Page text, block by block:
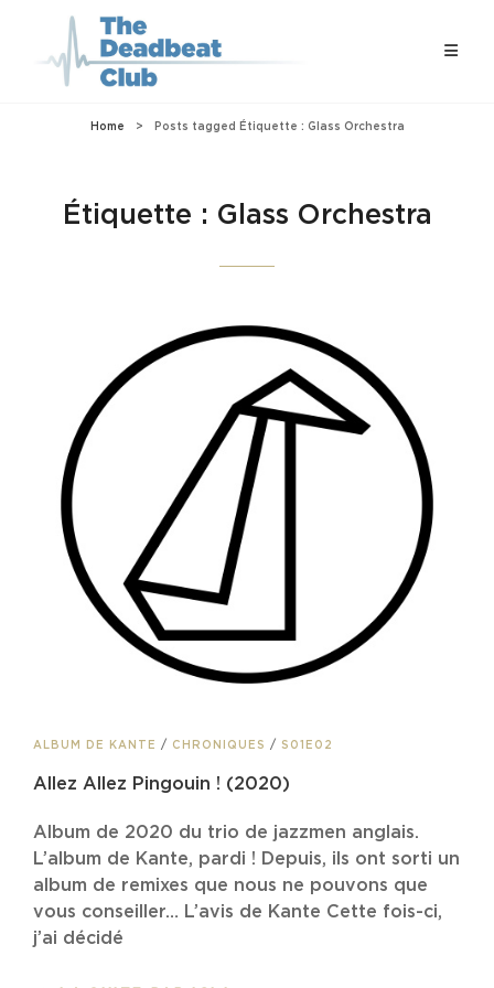
Home > Posts tagged Étiquette : Glass Orchestra
Étiquette : Glass Orchestra
CAT
ALBUM DE KANTE / CHRONIQUES / S01E02
Allez Allez Pingouin ! (2020)
Album de 2020 du trio de jazzmen anglais.
L’album de Kante, pardi ! Depuis, ils ont sorti un
album de remixes que nous ne pouvons que
vous conseiller… L’avis de Kante Cette fois-ci,
j’ai décidé